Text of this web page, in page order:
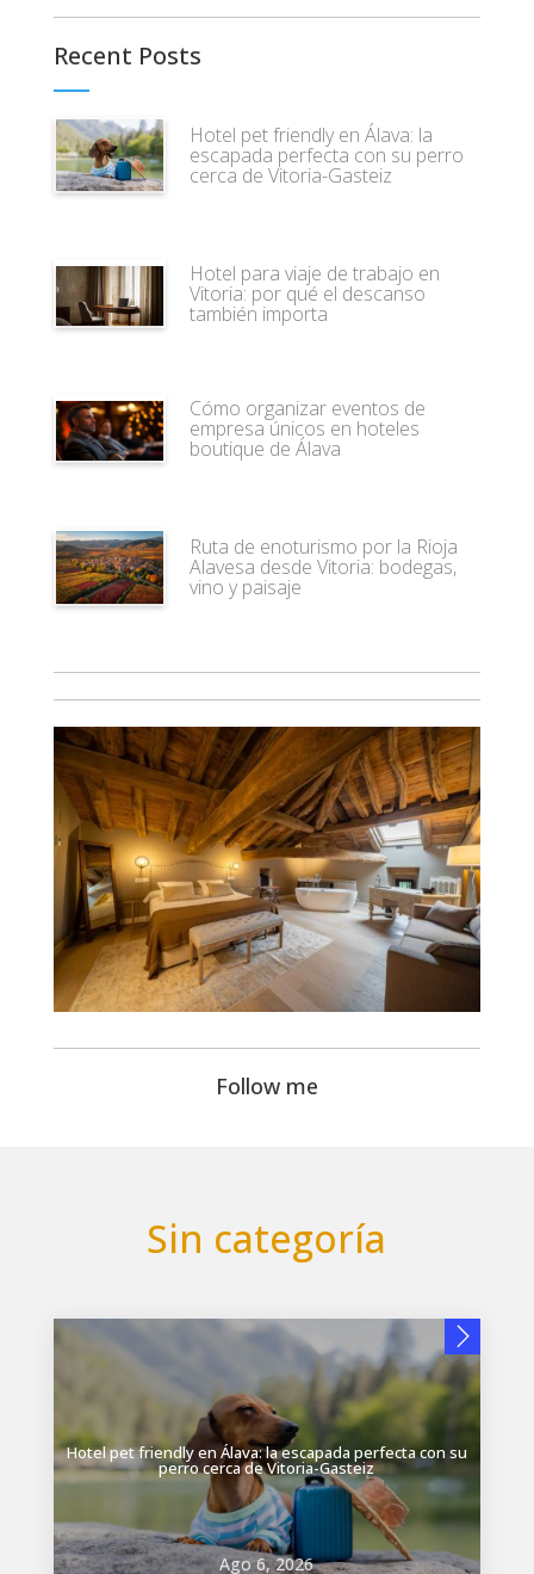
Recent Posts
Hotel pet friendly en Álava: la
escapada perfecta con su perro
cerca de Vitoria-Gasteiz
Hotel para viaje de trabajo en
Vitoria: por qué el descanso
también importa
Cómo organizar eventos de
empresa únicos en hoteles
boutique de Álava
Ruta de enoturismo por la Rioja
Alavesa desde Vitoria: bodegas,
vino y paisaje
Follow me
Sin categoría
Hotel pet friendly en Álava: la escapada perfecta con su
perro cerca de Vitoria-Gasteiz
Ago 6, 2026